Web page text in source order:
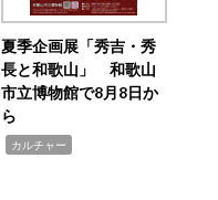
夏季企画展「秀吉・秀
長と和歌山」 和歌山
市立博物館で8月8日か
ら
カルチャー